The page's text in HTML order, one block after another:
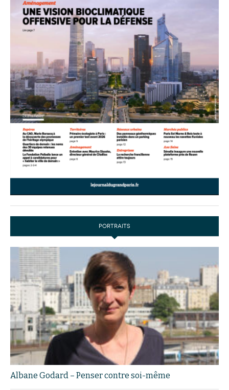
PORTRAITS
Albane Godard – Penser contre soi-même